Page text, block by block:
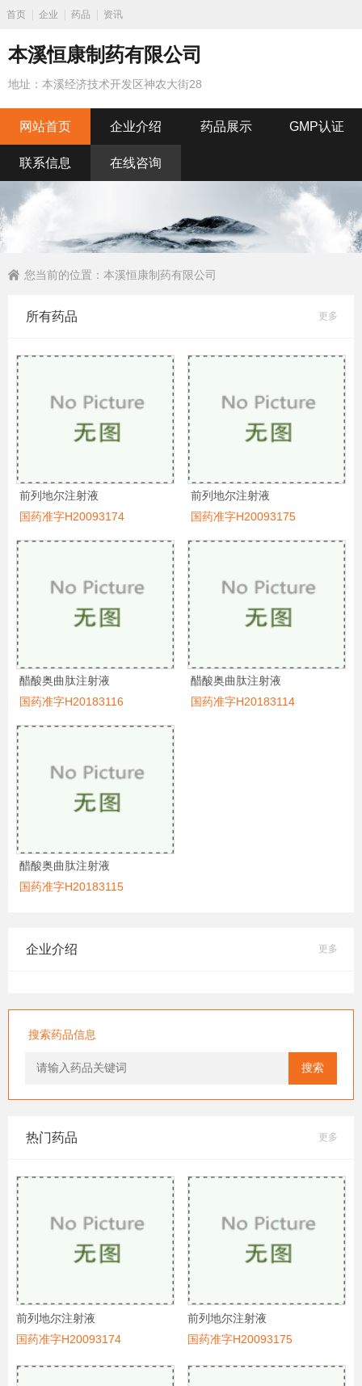
首页 企业 药品 资讯
本溪恒康制药有限公司
地址：本溪经济技术开发区神农大街28
网站首页 企业介绍 药品展示 GMP认证
联系信息 在线咨询
您当前的位置： 本溪恒康制药有限公司
所有药品 更多
前列地尔注射液
国药准字H20093174
前列地尔注射液
国药准字H20093175
醋酸奥曲肽注射液
国药准字H20183116
醋酸奥曲肽注射液
国药准字H20183114
醋酸奥曲肽注射液
国药准字H20183115
企业介绍 更多
搜索药品信息
搜索
热门药品 更多
前列地尔注射液
国药准字H20093174
前列地尔注射液
国药准字H20093175